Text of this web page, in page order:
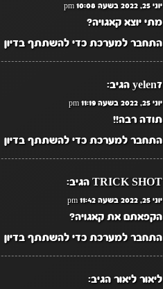
יוני 25, 2022 בשעה 10:08 pm
מתי יוצא קאגויה?
התחבר למערכת כדי להשתתף בדיון
yelen7 הגיב:
יוני 25, 2022 בשעה 11:19 pm
תודה רבה!!
התחבר למערכת כדי להשתתף בדיון
TRICK SHOT הגיב:
יוני 25, 2022 בשעה 11:42 pm
הקפאתם את קאגויה?
התחבר למערכת כדי להשתתף בדיון
ליאור ליאור הגיב: